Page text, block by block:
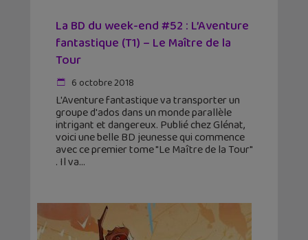
La BD du week-end #52 : L’Aventure
fantastique (T1) – Le Maître de la
Tour
6 octobre 2018
L'Aventure fantastique va transporter un
groupe d'ados dans un monde parallèle
intrigant et dangereux. Publié chez Glénat,
voici une belle BD jeunesse qui commence
avec ce premier tome "Le Maître de la Tour"
. Il va